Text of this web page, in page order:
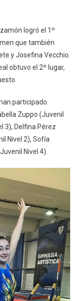
logró el 1º
que también
y Josefina Vecchio.
obtuvo el 2º lugar,
participado:
Zuppo (Juvenil
3), Delfina Pérez
Nivel 2), Sofía
Nivel 4).